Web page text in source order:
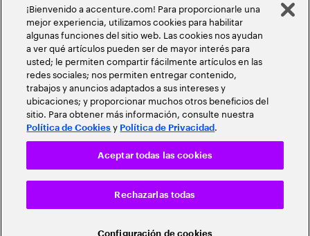
¡Bienvenido a accenture.com! Para proporcionarle una
mejor experiencia, utilizamos cookies para habilitar
algunas funciones del sitio web. Las cookies nos ayudan
a ver qué artículos pueden ser de mayor interés para
usted; le permiten compartir fácilmente artículos en las
redes sociales; nos permiten entregar contenido,
trabajos y anuncios adaptados a sus intereses y
ubicaciones; y proporcionar muchos otros beneficios del
sitio. Para obtener más información, consulte nuestra
Política de Cookies y Política de Privacidad .
Configuración de cookies
Rechazarlas todas
Aceptar todas las cookies